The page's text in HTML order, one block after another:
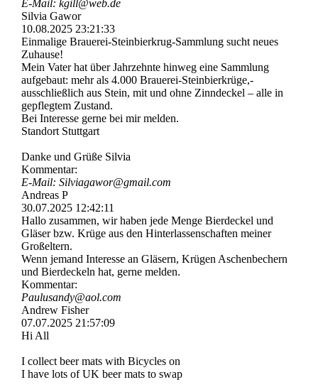
E-Mail: kgill@web.de
Silvia Gawor
10.08.2025 23:21:33
Einmalige Brauerei-­Steinbierkrug-­Sammlung sucht neues
Zuhause!
Mein Vater hat über Jahrzehnte hinweg eine Sammlung
aufgebaut: mehr als 4.000 Brauerei-­Steinbierkrü­ge,­
ausschließlich aus Stein, mit und ohne Zinndeckel – alle in
gepflegtem Zustand.
Bei Interesse gerne bei mir melden.
Standort Stuttgart
Danke und Grüße Silvia
Kommentar:
E-Mail: Silviagawor@gmail.com
Andreas P
30.07.2025 12:42:11
Hallo zusammen, wir haben jede Menge Bierdeckel und
Gläser bzw. Krüge aus den Hinterlassenschaften meiner
Großeltern.
Wenn jemand Interesse an Gläsern, Krügen Aschenbechern
und Bierdeckeln hat, gerne melden.
Kommentar:
Paulusandy@aol.com
Andrew Fisher
07.07.2025 21:57:09
Hi All
I collect beer mats with Bicycles on
I have lots of UK beer mats to swap